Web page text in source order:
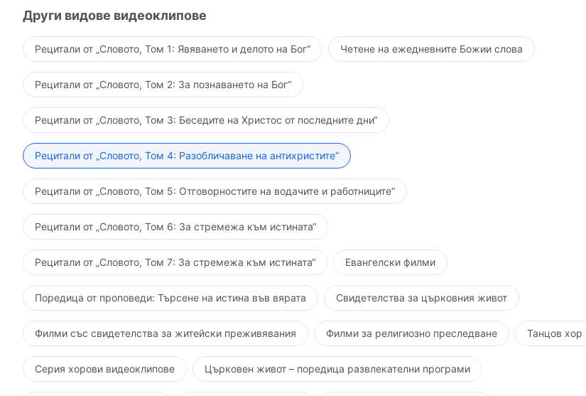
Други видове видеоклипове
Рецитали от „Словото, Том 1: Явяването и делото на Бог“ Четене на ежедневните Божии слова
Рецитали от „Словото, Том 2: За познаването на Бог“
Рецитали от „Словото, Том 3: Беседите на Христос от последните дни“
Рецитали от „Словото, Том 4: Разобличаване на антихристите“
Рецитали от „Словото, Том 5: Отговорностите на водачите и работниците“
Рецитали от „Словото, Том 6: За стремежа към истината“
Рецитали от „Словото, Том 7: За стремежа към истината“ Евангелски филми
Поредица от проповеди: Търсене на истина във вярата Свидетелства за църковния живот
Филми със свидетелства за житейски преживявания Филми за религиозно преследване Танцов хор
Серия хорови видеоклипове Църковен живот – поредица развлекателни програми